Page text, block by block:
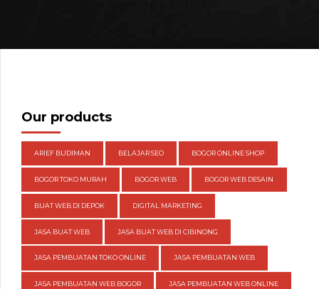
Our products
ARIEF BUDIMAN BELAJAR SEO BOGOR ONLINE SHOP
BOGOR TOKO MURAH BOGOR WEB BOGOR WEB DESAIN
BUAT WEB DI DEPOK DIGITAL MARKETING
JASA BUAT WEB JASA BUAT WEB DI CIBINONG
JASA PEMBUATAN TOKO ONLINE JASA PEMBUATAN WEB
JASA PEMBUATAN WEB BOGOR JASA PEMBUATAN WEB ONLINE